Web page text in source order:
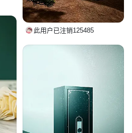
此用户已注销125485